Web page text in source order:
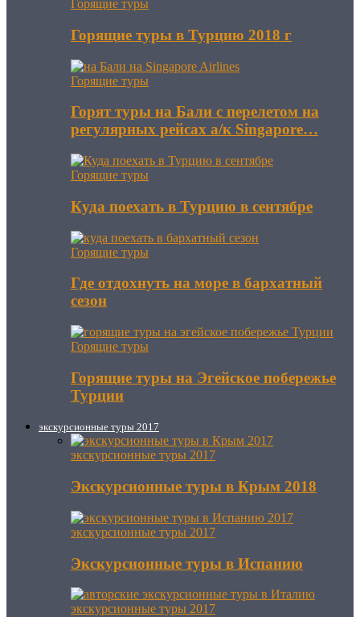
Горящие туры
Горящие туры в Турцию 2018 г
Горящие туры
Горят туры на Бали с перелетом на
регулярных рейсах а/к Singapore…
Горящие туры
Куда поехать в Турцию в сентябре
Горящие туры
Где отдохнуть на море в бархатный
сезон
Горящие туры
Горящие туры на Эгейское побережье
Турции
экскурсионные туры 2017
экскурсионные туры 2017
Экскурсионные туры в Крым 2018
экскурсионные туры 2017
Экскурсионные туры в Испанию
экскурсионные туры 2017